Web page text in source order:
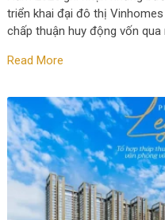
triển khai đại đô thị
chấp thuận huy động vốn
Read More